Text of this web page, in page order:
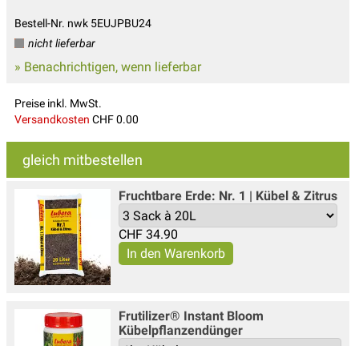
Bestell-Nr. nwk 5EUJPBU24
nicht lieferbar
» Benachrichtigen, wenn lieferbar
Preise inkl. MwSt.
Versandkosten CHF 0.00
gleich mitbestellen
Fruchtbare Erde: Nr. 1 | Kübel & Zitrus
CHF 34.90
Frutilizer® Instant Bloom
Kübelpflanzendünger